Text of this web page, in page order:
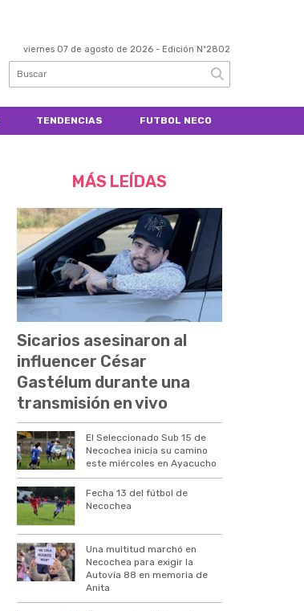
viernes 07 de agosto de 2026 - Edición Nº2802
TENDENCIAS FUTBOL NECO
MÁS LEÍDAS
Sicarios asesinaron al
influencer César
Gastélum durante una
transmisión en vivo
El Seleccionado Sub 15 de
Necochea inicia su camino
este miércoles en Ayacucho
Fecha 13 del fútbol de
Necochea
Una multitud marchó en
Necochea para exigir la
Autovía 88 en memoria de
Anita